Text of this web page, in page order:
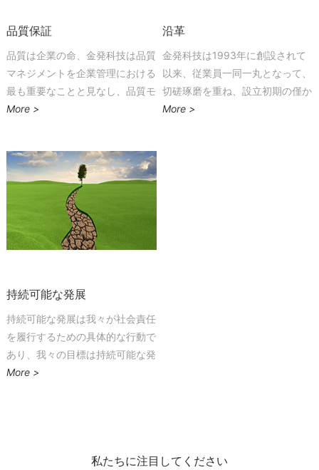
百年金发
世界就在我们面前
迎接挑战
相信明天会登上高山之巅
奉献真诚主动的热情
携手同心把蓝图共建
把握今天
世界就在我们面前
迎接挑战
相信明天会登上高山之巅
品質保証
品質は企業の命、金発科技は品質
マネジメントを企業管理における
最も重要なことと見なし、品質モ
ニタリングシステム、製品の環境
More >
沿革
金発科技は1993年に創設されて
以来、従業員一同一丸となって、
切磋琢磨を重ね、設立初期の僅か
2万元の資本金をベースに年間売
More >
持続可能な発展
持続可能な発展は我々が社会責任
を履行するための具体的な行動で
あり、我々の目標は持続可能な発
展を日常的な考えや行動の中に融
More >
私たちに注目してください